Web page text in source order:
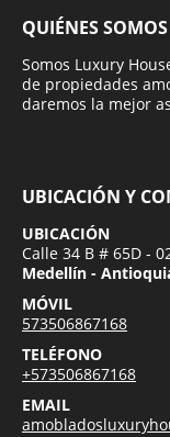
QUIÉNES SOMOS
Somos Luxury
de propiedades
daremos la mejor
UBICACIÓN Y
UBICACIÓN
Calle 34 B # 65D -
Medellín -
MÓVIL
573506867168
TELÉFONO
+573506867168
EMAIL